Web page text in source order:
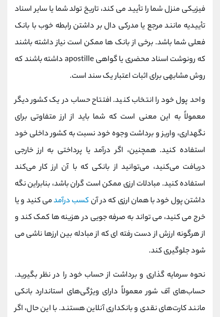
فیزیکی منزل شما را تأیید می کند، تاریخ تولد شما یا سایر اسناد
تأییدیه مانند مرجع یا مدرکی دال بر داشتن رابطه خوب با بانک
فعلی شما باشد. برخی از بانک ها ممکن است نیاز داشته باشند
که رونوشت اسناد محضری یا گواهی apostille داشته باشند که
روش مشابهی برای اثبات اعتبار یک سند است.
واحد پول خود را انتخاب کنید. افتتاح حساب در یک کشور دیگر
معمولاً به این معنی است که شما باید از ارز متفاوتی برای
نگهداری، واریز و برداشت وجوه خود نسبت به کشور داخلی خود
استفاده کنید. همچنین، اگر درآمد یا پرداختی به ارز خارجی
دریافت می‌کنید، می‌توانید از بانکی که با آن ارز کار می‌کند
استفاده کنید. مبادلات ارزی ممکن است گران باشد، بنابراین نگه
داشتن پول خود با همان ارزی که در آنکسب درآمدمی کنید و یا
خرج می کنید، می تواند به صرفه جویی در هزینه ها کمک کند و
از هرگونه ارزش از دست رفته ای که از مبادله بین ارزها ناشی می
شود جلوگیری کند.
نحوه سرمایه گذاری و برداشت از حساب خود را در نظر بگیرید.
حساب‌های آف‌ شور معمولاً دارای ویژگی‌های استاندارد بانکی
مانند کارت‌های نقدی و بانکداری آنلاین هستند. با این حال، اگر